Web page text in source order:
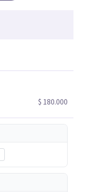
trabajaremos
fortalecer
te genera malestar.
terapia online,
estaré
hacia tu
$ 180.000